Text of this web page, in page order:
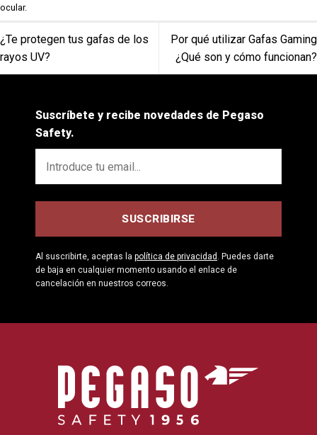
ocular.
¿Te protegen tus gafas de los
rayos UV?
Por qué utilizar Gafas Gaming
¿Qué son y cómo funcionan?
Suscríbete y recibe novedades de Pegaso
Safety.
Al suscribirte, aceptas la política de privacidad . Puedes darte
de baja en cualquier momento usando el enlace de
cancelación en nuestros correos.